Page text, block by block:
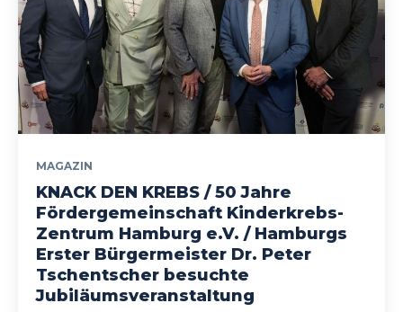
MAGAZIN
KNACK DEN KREBS / 50 Jahre
Fördergemeinschaft Kinderkrebs-
Zentrum Hamburg e.V. / Hamburgs
Erster Bürgermeister Dr. Peter
Tschentscher besuchte
Jubiläumsveranstaltung